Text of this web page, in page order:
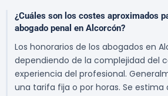
¿Cuáles son los costes aproximados
abogado penal en Alcorcón?
Los honorarios de los abogados en
dependiendo de la complejidad del
experiencia del profesional.
una tarifa fija o por horas. Se estima